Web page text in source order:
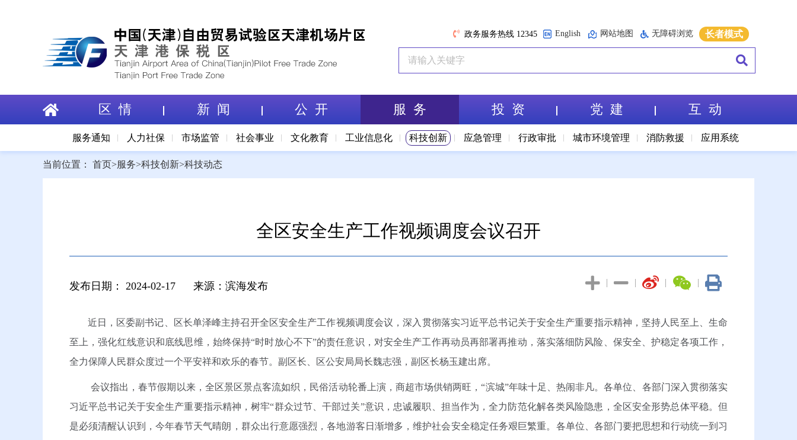
政务服务热线 12345 English 网站地图 无障碍浏览 长者模式
区 情 新 闻 公 开 服 务
服务通知 人力社保 市场监管 社会事业 文化教育 工业信息化 科技创新 应急管理 行政审批 城市环境管理 消防救援 应用系统
投 资 党 建 互 动
当前位置： 首页>服务>科技创新>科技动态
全区安全生产工作视频调度会议召开
发布日期： 2024-02-17 来源：滨海发布 |
|
|
|
近日，区委副书记、区长单泽峰主持召开全区安全生产工作视频调度会议，深入贯彻落实习近平总书记关于安全生产重要指示精神，坚持人民至上、生命
至上，强化红线意识和底线思维，始终保持“时时放心不下”的责任意识，对安全生产工作再动员再部署再推动，落实落细防风险、保安全、护稳定各项工作，
全力保障人民群众度过一个平安祥和欢乐的春节。副区长、区公安局局长魏志强，副区长杨玉建出席。
会议指出，春节假期以来，全区景区景点客流如织，民俗活动轮番上演，商超市场供销两旺，“滨城”年味十足、热闹非凡。各单位、各部门深入贯彻落实
习近平总书记关于安全生产重要指示精神，树牢“群众过节、干部过关”意识，忠诚履职、担当作为，全力防范化解各类风险隐患，全区安全形势总体平稳。但
是必须清醒认识到，今年春节天气晴朗，群众出行意愿强烈，各地游客日渐增多，维护社会安全稳定任务艰巨繁重。各单位、各部门要把思想和行动统一到习